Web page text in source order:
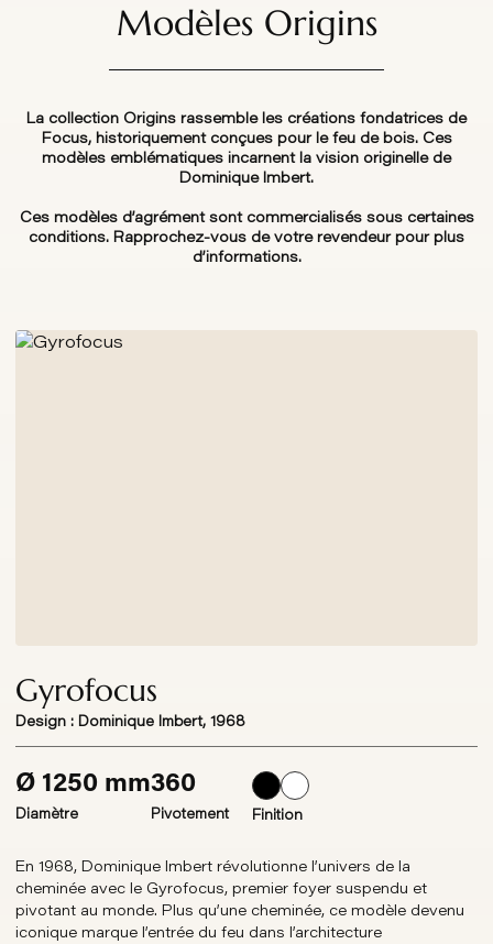
Modèles Origins
La collection Origins rassemble les créations fondatrices de
Focus, historiquement conçues pour le feu de bois. Ces
modèles emblématiques incarnent la vision originelle de
Dominique Imbert.
Ces modèles d’agrément sont commercialisés sous certaines
conditions. Rapprochez-vous de votre revendeur pour plus
d’informations.
Gyrofocus
Design : Dominique Imbert, 1968
Ø 1250 mm
Diamètre
360
Pivotement Finition
En 1968, Dominique Imbert révolutionne l’univers de la
cheminée avec le Gyrofocus, premier foyer suspendu et
pivotant au monde. Plus qu’une cheminée, ce modèle devenu
iconique marque l’entrée du feu dans l’architecture